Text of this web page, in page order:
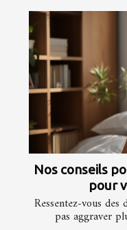
Nos conseils
pour
Ressentez-vous
pas aggraver